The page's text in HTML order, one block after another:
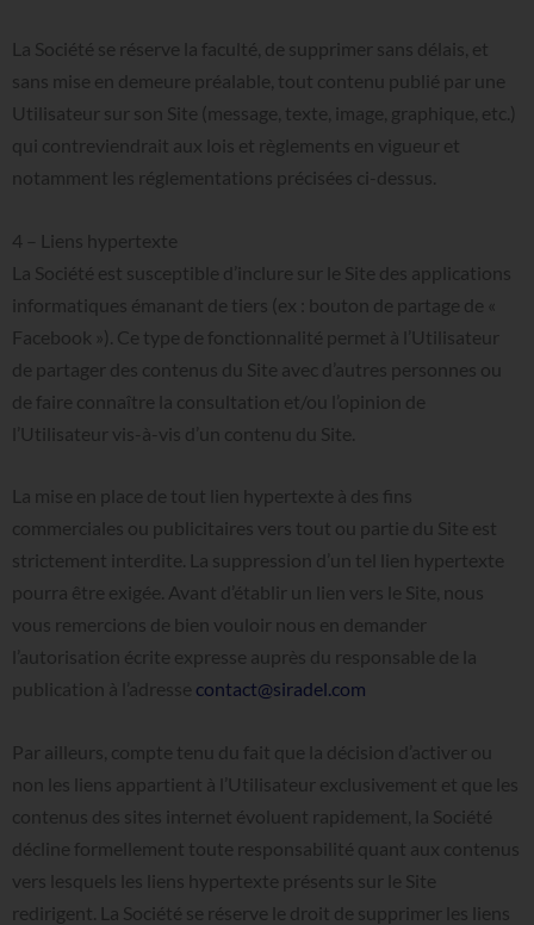
La Société se réserve la faculté, de supprimer sans délais, et
sans mise en demeure préalable, tout contenu publié par une
Utilisateur sur son Site (message, texte, image, graphique, etc.)
qui contreviendrait aux lois et règlements en vigueur et
notamment les réglementations précisées ci-dessus.
4 – Liens hypertexte
La Société est susceptible d’inclure sur le Site des applications
informatiques émanant de tiers (ex : bouton de partage de «
Facebook »). Ce type de fonctionnalité permet à l’Utilisateur
de partager des contenus du Site avec d’autres personnes ou
de faire connaître la consultation et/ou l’opinion de
l’Utilisateur vis-à-vis d’un contenu du Site.
La mise en place de tout lien hypertexte à des fins
commerciales ou publicitaires vers tout ou partie du Site est
strictement interdite. La suppression d’un tel lien hypertexte
pourra être exigée. Avant d’établir un lien vers le Site, nous
vous remercions de bien vouloir nous en demander
l’autorisation écrite expresse auprès du responsable de la
publication à l’adresse contact@siradel.com
Par ailleurs, compte tenu du fait que la décision d’activer ou
non les liens appartient à l’Utilisateur exclusivement et que les
contenus des sites internet évoluent rapidement, la Société
décline formellement toute responsabilité quant aux contenus
vers lesquels les liens hypertexte présents sur le Site
redirigent. La Société se réserve le droit de supprimer les liens